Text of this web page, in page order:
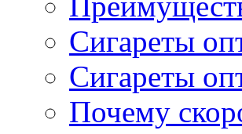
Сигареты
Сигареты
Почему